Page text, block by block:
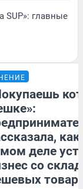
SUP»: главные
как
деле
со